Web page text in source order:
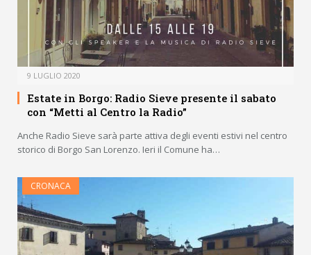
9 LUGLIO 2020
Estate in Borgo: Radio Sieve presente il sabato
con “Metti al Centro la Radio”
Anche Radio Sieve sarà parte attiva degli eventi estivi nel centro
storico di Borgo San Lorenzo. Ieri il Comune ha…
CRONACA